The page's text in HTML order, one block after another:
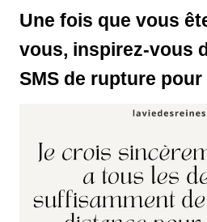
Une fois que vous
vous, inspirez-vous
SMS de rupture